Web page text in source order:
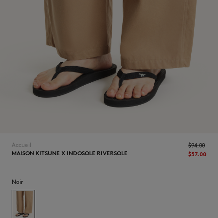
NOUVEAUTÉS
Accueil
MAISON KITSUNE X INDOSOLE RIVERSOLE
$‌57.00
$‌94.00
Noir